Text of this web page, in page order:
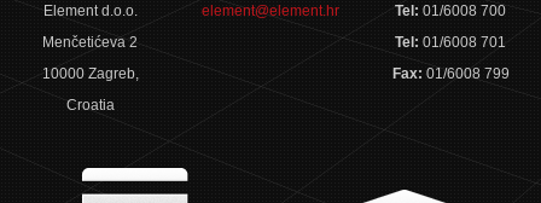
Element d.o.o.
Menčetićeva 2
10000 Zagreb,
Croatia
element@element.hr Tel:01/6008 700
Tel:01/6008 701
Fax: 01/6008 799